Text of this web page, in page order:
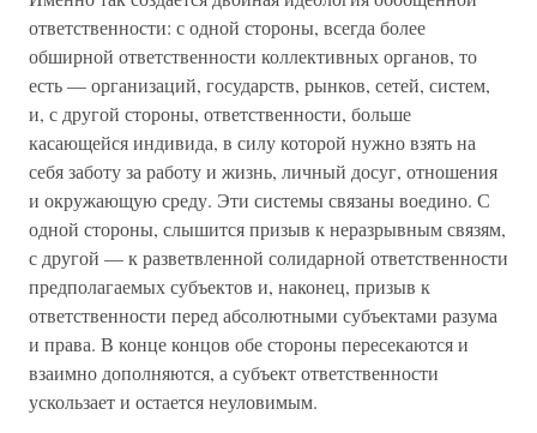
ответственности: с одной стороны, всегда более
обширной ответственности коллективных органов, то
есть — организаций, государств, рынков, сетей, систем,
и, с другой стороны, ответственности, больше
касающейся индивида, в силу которой нужно взять на
себя заботу за работу и жизнь, личный досуг, отношения
и окружающую среду. Эти системы связаны воедино. С
одной стороны, слышится призыв к неразрывным связям,
с другой — к разветвленной солидарной ответственности
предполагаемых субъектов и, наконец, призыв к
ответственности перед абсолютными субъектами разума
и права. В конце концов обе стороны пересекаются и
взаимно дополняются, а субъект ответственности
ускользает и остается неуловимым.